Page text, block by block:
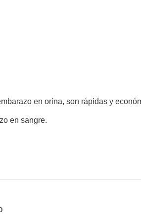
en orina, son rápidas y
en sangre.